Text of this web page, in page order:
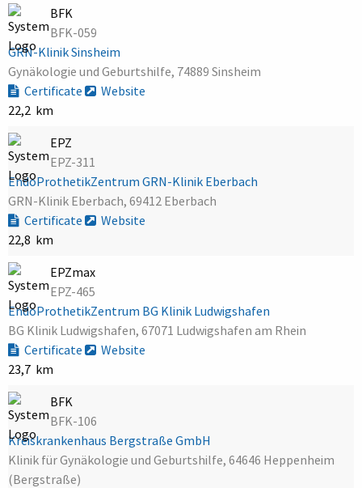
BFK
BFK-059
GRN-Klinik Sinsheim
Gynäkologie und Geburtshilfe, 74889 Sinsheim
Certificate
Website
22,2 km
EPZ
EPZ-311
EndoProthetikZentrum GRN-Klinik Eberbach
GRN-Klinik Eberbach, 69412 Eberbach
Certificate
Website
22,8 km
EPZmax
EPZ-465
EndoProthetikZentrum BG Klinik Ludwigshafen
BG Klinik Ludwigshafen, 67071 Ludwigshafen am Rhein
Certificate
Website
23,7 km
BFK
BFK-106
Kreiskrankenhaus Bergstraße GmbH
Klinik für Gynäkologie und Geburtshilfe, 64646 Heppenheim
(Bergstraße)